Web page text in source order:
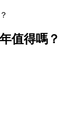
值得嗎？